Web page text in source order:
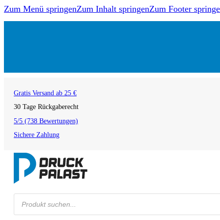
Zum Menü springenZum Inhalt springenZum Footer
Gratis Versand ab 25 €
30 Tage Rückgaberecht
5/5 (738 Bewertungen)
Sichere Zahlung
Products
search